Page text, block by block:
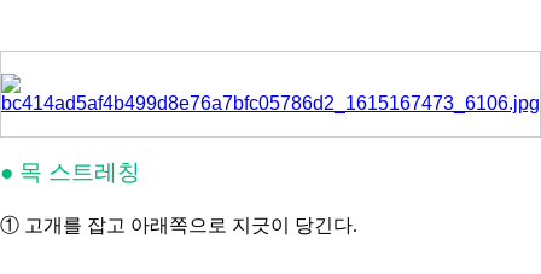
● 목 스트레칭
① 고개를 잡고 아래쪽으로 지긋이 당긴다.